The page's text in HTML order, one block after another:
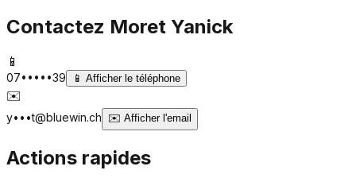
Contactez Moret Yanick
📱
07•••••39 📱 Afficher le téléphone
✉️
y•••t@bluewin.ch ✉️ Afficher l'email
Actions rapides